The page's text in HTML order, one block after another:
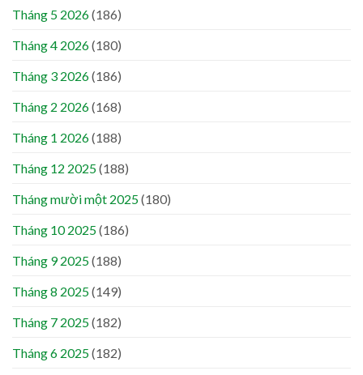
Tháng 5 2026(186)
Tháng 4 2026(180)
Tháng 3 2026(186)
Tháng 2 2026(168)
Tháng 1 2026(188)
Tháng 12 2025(188)
Tháng mười một 2025(180)
Tháng 10 2025(186)
Tháng 9 2025(188)
Tháng 8 2025(149)
Tháng 7 2025(182)
Tháng 6 2025(182)